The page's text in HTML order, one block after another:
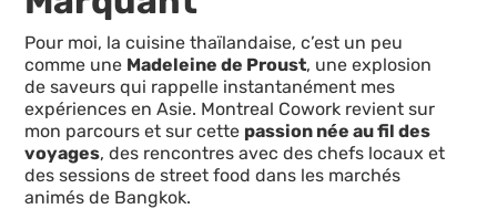
Pour moi, la cuisine thaïlandaise, c’est un peu
comme une Madeleine de Proust, une explosion
de saveurs qui rappelle instantanément mes
expériences en Asie. Montreal Cowork revient sur
mon parcours et sur cette passion née au fil des
voyages, des rencontres avec des chefs locaux et
des sessions de street food dans les marchés
animés de Bangkok.